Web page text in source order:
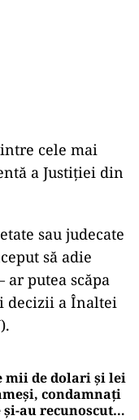
cele mai
a Justiției din
sau judecate
să adie
ar putea scăpa
decizii a Înaltei
mii de dolari și lei
condamnați
au recunoscut